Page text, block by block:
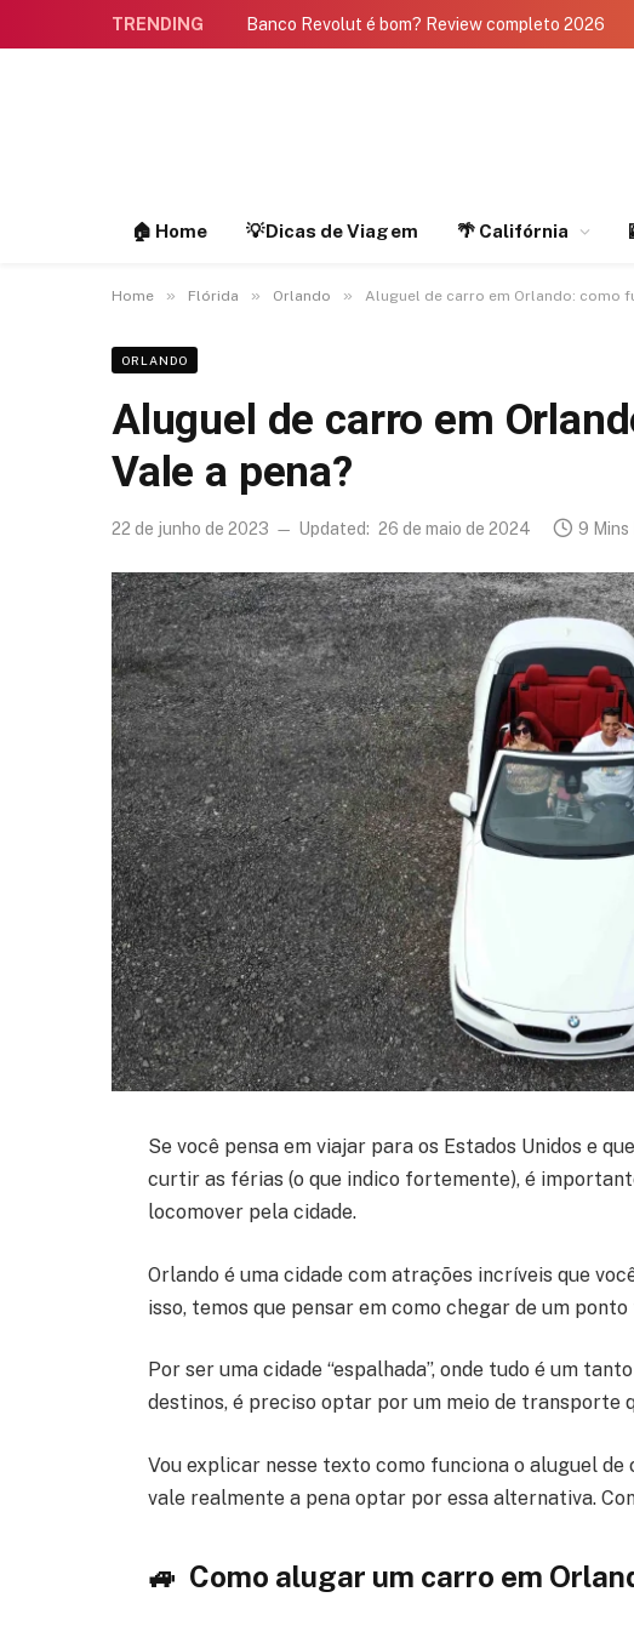
TRENDING Banco Revolut é bom? Review completo 2026
🏠 Home 💡Dicas de Viagem 🌴 Califórnia
Home » Flórida » Orlando » Aluguel de carro em Orlando: como
ORLANDO
Aluguel de carro em
Vale a pena?
22 de junho de 2023 Updated: 26 de maio de 2024 9 Mins
Se você pensa em viajar para os Estados Unidos e
curtir as férias (o que indico fortemente), é
locomover pela cidade.
Orlando é uma cidade com atrações incríveis que
isso, temos que pensar em como chegar de um
Por ser uma cidade “espalhada”, onde tudo é um
destinos, é preciso optar por um meio de transporte
Vou explicar nesse texto como funciona o aluguel
vale realmente a pena optar por essa alternativa.
🚙 Como alugar um carro em